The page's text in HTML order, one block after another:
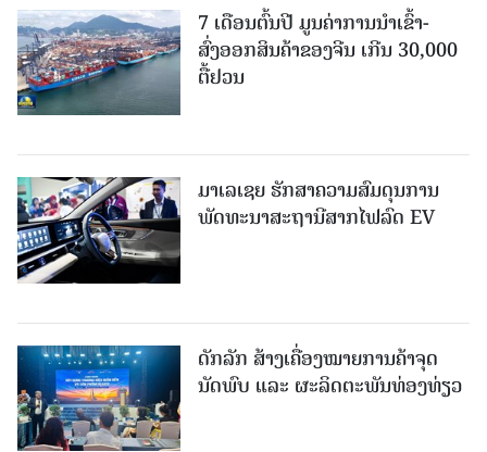
7 ເດືອນຕົ້ນປີ ມູນຄ່າການນຳເຂົ້າ-
ສົ່ງອອກສິນຄ້າຂອງຈີນ ເກີນ 30,000
ຕື້ຢວນ
ມາເລເຊຍ ຮັກສາຄວາມສົມດຸນການ
ພັດທະນາສະຖານີສາກໄຟລົດ EV
ດັກລັກ ສ້າງເຄື່ອງໝາຍການຄ້າຈຸດ
ນັດພົບ ແລະ ຜະລິດຕະພັນທ່ອງທ່ຽວ